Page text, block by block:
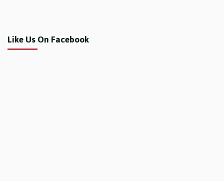
Like Us On Facebook